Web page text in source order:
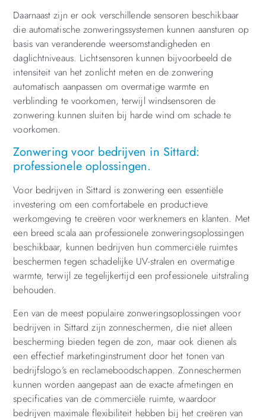
Daarnaast zijn er ook verschillende sensoren beschikbaar
die automatische zonweringssystemen kunnen aansturen op
basis van veranderende weersomstandigheden en
daglichtniveaus. Lichtsensoren kunnen bijvoorbeeld de
intensiteit van het zonlicht meten en de zonwering
automatisch aanpassen om overmatige warmte en
verblinding te voorkomen, terwijl windsensoren de
zonwering kunnen sluiten bij harde wind om schade te
voorkomen.
Zonwering voor bedrijven in Sittard:
professionele oplossingen.
Voor bedrijven in Sittard is zonwering een essentiële
investering om een comfortabele en productieve
werkomgeving te creëren voor werknemers en klanten. Met
een breed scala aan professionele zonweringsoplossingen
beschikbaar, kunnen bedrijven hun commerciële ruimtes
beschermen tegen schadelijke UV-stralen en overmatige
warmte, terwijl ze tegelijkertijd een professionele uitstraling
behouden.
Een van de meest populaire zonweringsoplossingen voor
bedrijven in Sittard zijn zonneschermen, die niet alleen
bescherming bieden tegen de zon, maar ook dienen als
een effectief marketinginstrument door het tonen van
bedrijfslogo’s en reclameboodschappen. Zonneschermen
kunnen worden aangepast aan de exacte afmetingen en
specificaties van de commerciële ruimte, waardoor
bedrijven maximale flexibiliteit hebben bij het creëren van